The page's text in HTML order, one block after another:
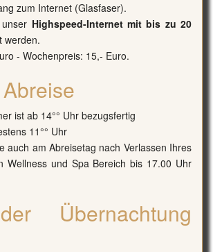
zum Internet (Glasfaser).
Highspeed-Internet mit bis zu 20
werden.
- Wochenpreis: 15,- Euro.
ist ab 14°° Uhr bezugsfertig
11°° Uhr
auch am Abreisetag nach Verlassen Ihres
Wellness und Spa Bereich bis 17.00 Uhr
Übernachtung